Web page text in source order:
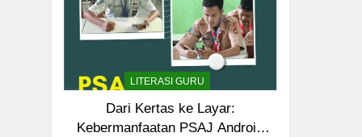
LITERASI GURU
Dari Kertas ke Layar:
Kebermanfaatan PSAJ Android